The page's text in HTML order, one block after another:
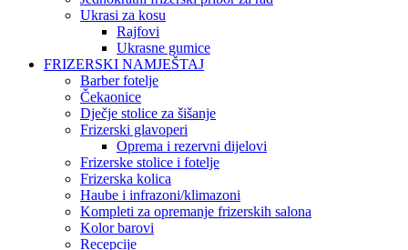
Ukrasi za kosu
Rajfovi
Ukrasne gumice
FRIZERSKI NAMJEŠTAJ
Barber fotelje
Čekaonice
Dječje stolice za šišanje
Frizerski glavoperi
Oprema i rezervni dijelovi
Frizerske stolice i fotelje
Frizerska kolica
Haube i infrazoni/klimazoni
Kompleti za opremanje frizerskih salona
Kolor barovi
Recepcije